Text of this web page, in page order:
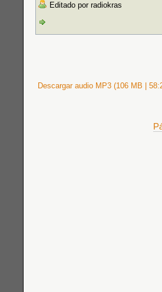
Editado por radiokras
Descargar audio MP3 (106 MB |